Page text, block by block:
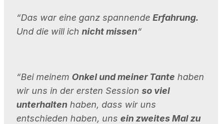
“Das war eine ganz spannende Erfahrung.
Und die will ich nicht missen“
“Bei meinem Onkel und meiner Tante haben
wir uns in der ersten Session so viel
unterhalten haben, dass wir uns
entschieden haben, uns ein zweites Mal zu